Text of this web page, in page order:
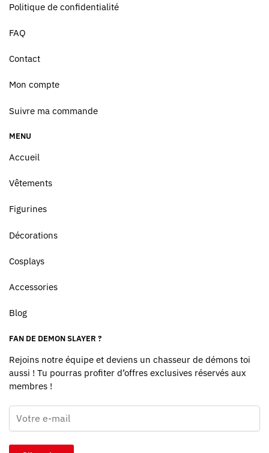
Politique de confidentialité
FAQ
Contact
Mon compte
Suivre ma commande
MENU
Accueil
Vêtements
Figurines
Décorations
Cosplays
Accessories
Blog
FAN DE DEMON SLAYER ?
Rejoins notre équipe et deviens un chasseur de démons toi
aussi ! Tu pourras profiter d’offres exclusives réservés aux
membres !